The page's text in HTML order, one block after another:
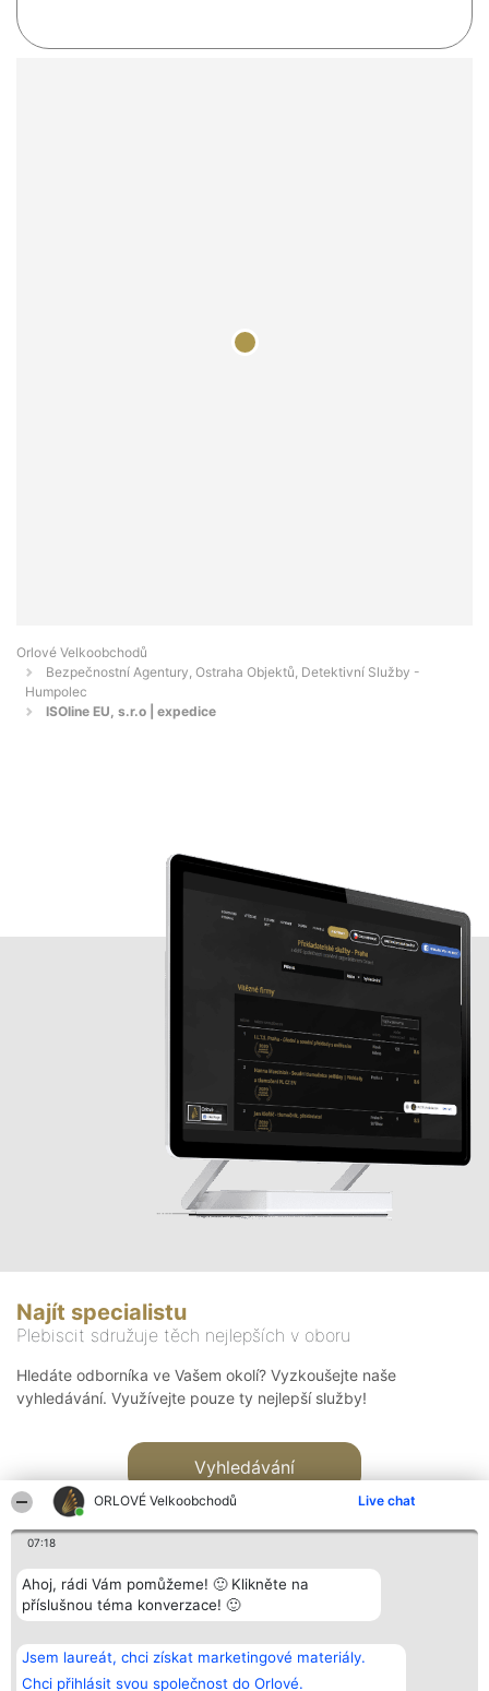
ORLOVÉ Velkoobchodů Live chat
07:18
Ahoj, rádi Vám pomůžeme! 🙂 Klikněte na
příslušnou téma konverzace! 🙂
Jsem laureát, chci získat marketingové materiály.
Chci přihlásit svou společnost do Orlové.
Orlové Velkoobchodů
Bezpečnostní Agentury, Ostraha Objektů, Detektivní Služby -
Humpolec
ISOline EU, s.r.o | expedice
Najít specialistu
Plebiscit sdružuje těch nejlepších v oboru
Hledáte odborníka ve Vašem okolí? Vyzkoušejte naše
vyhledávání. Využívejte pouze ty nejlepší služby!
Vyhledávání
Bright Side Solutions sp. z o.
o. sp. k.
ul. Ruska 22
Vítězové
Seznam všech
laureátů
Kontakt